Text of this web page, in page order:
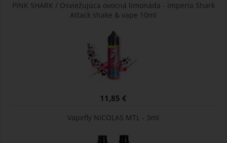
PINK SHARK / Osviežujúca ovocná limonáda - Imperia Shark
Attack shake & vape 10ml
11,85 €
Vapefly NICOLAS MTL - 3ml